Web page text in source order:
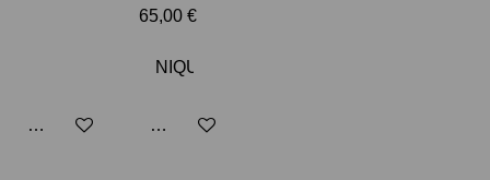
Avisarme cuando esté disponible
65,00 €
Avisarme cuando esté disponible